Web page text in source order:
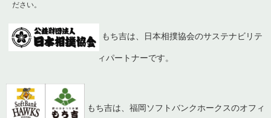
ださい。
もち吉は、日本相撲協会のサステナビリテ
ィパートナーです。
もち吉は、福岡ソフトバンクホークスのオフィ